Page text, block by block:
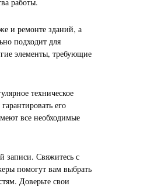
работы.
и ремонте зданий, а
подходит для
элементы, требующие
техническое
его
все необходимые
записи. Свяжитесь с
помогут вам выбрать
Доверьте свои